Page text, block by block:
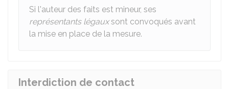
Si l'auteur des faits est mineur, ses
représentants légauxsont convoqués avant
la mise en place de la mesure.
Interdiction de contact